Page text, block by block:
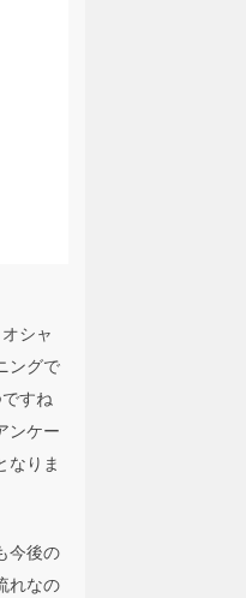
シャ
ングで
すね
ンケー
なりま
今後の
れなの